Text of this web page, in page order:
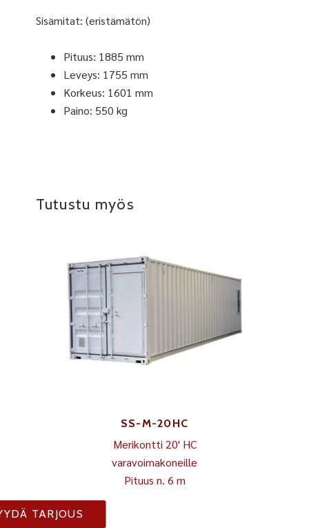
Sisämitat: (eristämätön)
Pituus: 1885 mm
Leveys: 1755 mm
Korkeus: 1601 mm
Paino: 550 kg
Tutustu myös
SS-M-20HC
Merikontti 20' HC
varavoimakoneille
Pituus n. 6 m
TARJOUS